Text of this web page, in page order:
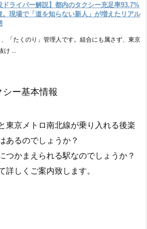
ドライバー解説】都内のタクシー充足率93.7%
。現場で「道を知らない新人」が増えたリアル
、「たくのり」管理人です。組合にも属さず、東京
...
ー基本情報
東京メトロ南北線が乗り入れる後楽
あるのでしょうか？
つかまえられる駅なのでしょうか？
詳しくご案内致します。